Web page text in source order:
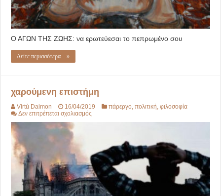
Ο ΑΓΩΝ ΤΗΣ ΖΩΗΣ: να ερωτεύεσαι το πεπρωμένο σου
Δείτε περισσότερα... »
χαρούμενη επιστήμη
Virtù Daimon 16/04/2019 πάρεργο,πολιτική,φιλοσοφία
Δεν επιτρέπεται σχολιασμός